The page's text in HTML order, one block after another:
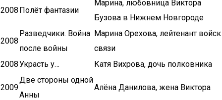
2008 Полёт фантазии
Марина, любовница Виктора
Бузова в Нижнем Новгороде
2008
Разведчики. Война
после войны
Марина Орехова, лейтенант войск
связи
2008Украсть у… Катя Вихрова, дочь полковника
2009
Две стороны одной
Анны
Алёна Данилова, жена Виктора